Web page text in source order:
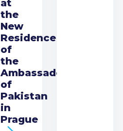
at
the
New
Residence
of
the
Ambassador
of
Pakistan
in
Prague